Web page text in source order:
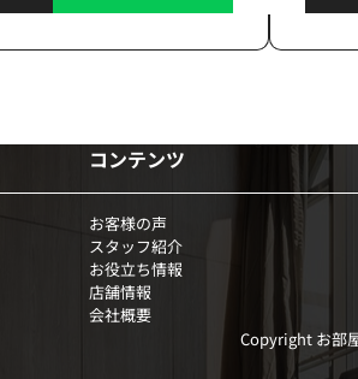
コンテンツ
お客様の声
スタッフ紹介
お役立ち情報
店舗情報
会社概要
Copyright お部